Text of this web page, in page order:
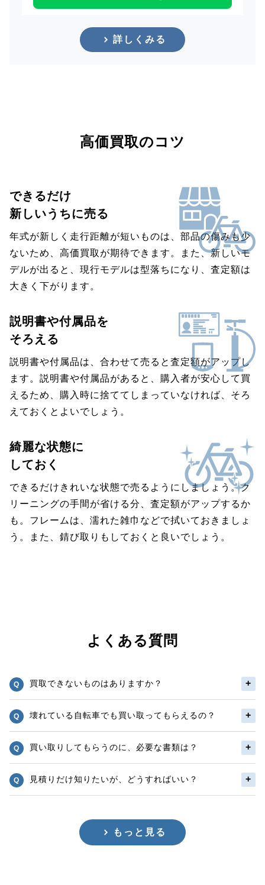
詳しくみる
高価買取のコツ
できるだけ
新しいうちに売る
年式が新しく走行距離が短いものは、部品の傷みも少
ないため、高価買取が期待できます。また、新しいモ
デルが出ると、現行モデルは型落ちになり、査定額は
大きく下がります。
説明書や付属品を
そろえる
説明書や付属品は、合わせて売ると査定額がアップし
ます。説明書や付属品があると、購入者が安心して買
えるため、購入時に捨ててしまっていなければ、そろ
えておくとよいでしょう。
綺麗な状態に
しておく
できるだけきれいな状態で売るようにしましょう。ク
リーニングの手間が省ける分、査定額がアップするか
も。フレームは、濡れた雑巾などで拭いておきましょ
う。また、錆び取りもしておくと良いでしょう。
よくある質問
買取できないものはありますか？
壊れている自転車でも買い取ってもらえるの？
買い取りしてもらうのに、必要な書類は？
見積りだけ知りたいが、どうすればいい？
もっと見る